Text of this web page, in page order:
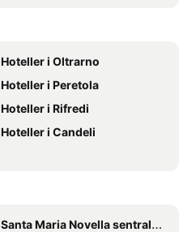
Hotel Embassy
Hotel Ginori Al Duomo
B&B HOTEL Firenze Laurus Al Duomo
Glance Hotel In Florence
NilHotel Florence
Hoteller i Oltrarno
Hoteller i Peretola
Hoteller i Rifredi
Hoteller i Candeli
Santa Maria Novella sentralstasjon